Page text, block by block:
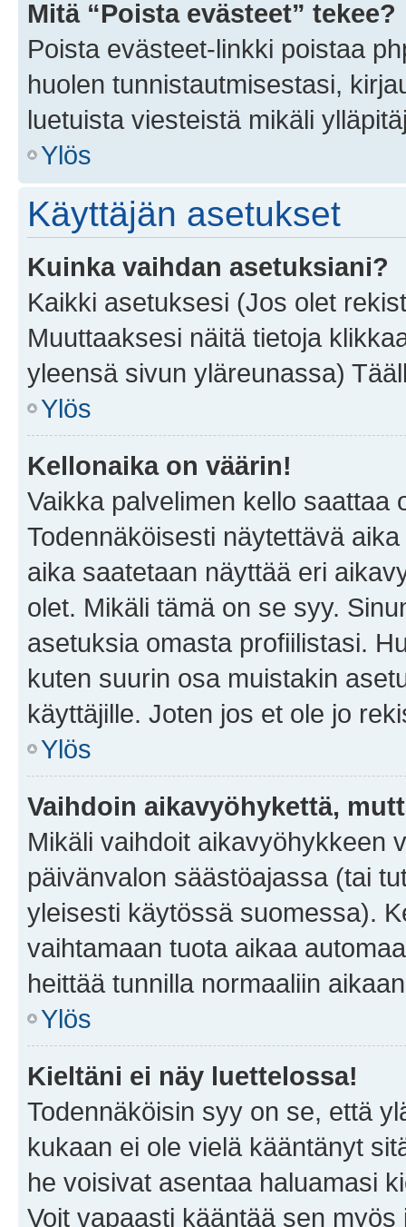
Mitä “Poista evästeet” tekee?
Poista evästeet-linkki poistaa
huolen tunnistautmisestasi,
luetuista viesteistä mikäli
Ylös
Käyttäjän asetukset
Kuinka vaihdan asetuksiani?
Kaikki asetuksesi (Jos olet
Muuttaaksesi näitä tietoja
yleensä sivun yläreunassa)
Ylös
Kellonaika on väärin!
Vaikka palvelimen kello saattaa
Todennäköisesti näytettävä
aika saatetaan näyttää eri
olet. Mikäli tämä on se syy.
asetuksia omasta profiilistasi.
kuten suurin osa muistakin
käyttäjille. Joten jos et ole jo
Ylös
Vaihdoin aikavyöhykettä,
Mikäli vaihdoit aikavyöhykkeen
päivänvalon säästöajassa (tai
yleisesti käytössä suomessa).
vaihtamaan tuota aikaa
heittää tunnilla normaaliin
Ylös
Kieltäni ei näy luettelossa!
Todennäköisin syy on se, että
kukaan ei ole vielä kääntänyt
he voisivat asentaa haluamasi
Voit vapaasti kääntää sen